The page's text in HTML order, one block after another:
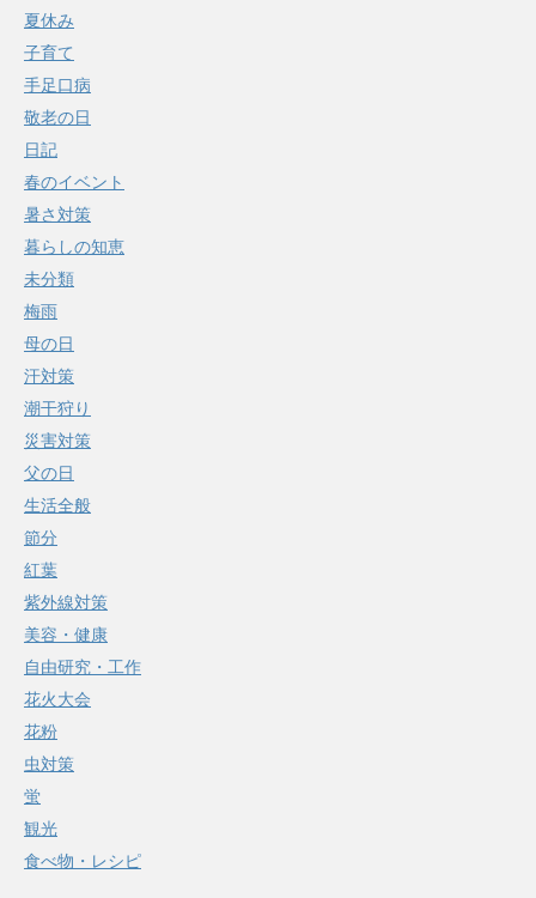
夏休み
子育て
手足口病
敬老の日
日記
春のイベント
暑さ対策
暮らしの知恵
未分類
梅雨
母の日
汗対策
潮干狩り
災害対策
父の日
生活全般
節分
紅葉
紫外線対策
美容・健康
自由研究・工作
花火大会
花粉
虫対策
蛍
観光
食べ物・レシピ